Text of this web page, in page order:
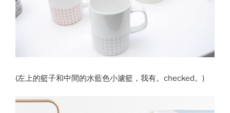
(左上的籃子和中間的水藍色小濾籃，我有。checked。)